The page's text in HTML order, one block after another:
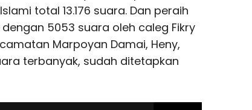
total 13.176 suara. Dan peraih
5053 suara oleh caleg Fikry
Marpoyan Damai, Heny,
terbanyak, sudah ditetapkan